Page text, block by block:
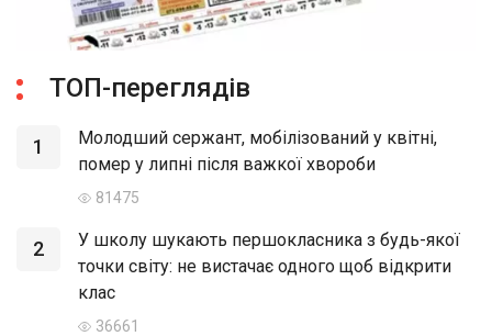
ТОП-переглядів
1
Молодший сержант, мобілізований у квітні,
помер у липні після важкої хвороби
81475
2
У школу шукають першокласника з будь-якої
точки світу: не вистачає одного щоб відкрити
клас
36661